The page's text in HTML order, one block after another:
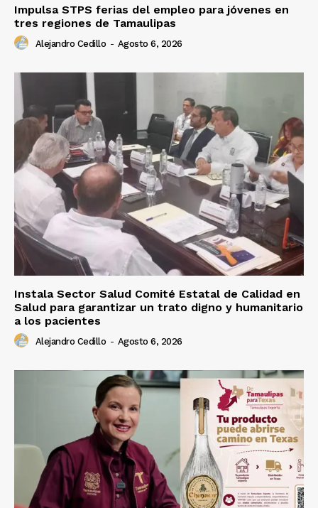
Impulsa STPS ferias del empleo para jóvenes en
tres regiones de Tamaulipas
Alejandro Cedillo - Agosto 6, 2026
Instala Sector Salud Comité Estatal de Calidad en
Salud para garantizar un trato digno y humanitario
a los pacientes
Alejandro Cedillo - Agosto 6, 2026